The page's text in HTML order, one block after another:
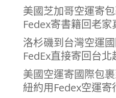
美國芝加哥空運寄
Fedex寄書籍回老家
洛杉磯到台灣空運
FedEx直接寄回台北
美國空運寄國際包
紐約用Fedex空運寄